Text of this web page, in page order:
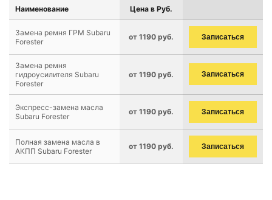
Наименование Цена в Руб.
Замена ремня ГРМ Subaru
Forester
от 1190 руб. Записаться
Замена ремня
гидроусилителя Subaru
Forester
от 1190 руб. Записаться
Экспресс-замена масла
Subaru Forester
от 1190 руб. Записаться
Полная замена масла в
АКПП Subaru Forester
от 1190 руб. Записаться